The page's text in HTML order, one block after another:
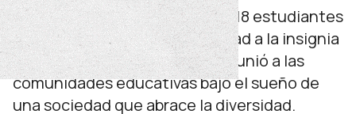
En un emotivo acto colectivo, 18 estudiantes
de la capital prometieron lealtad a la insignia
nacional. Una celebración que unió a las
comunidades educativas bajo el sueño de
una sociedad que abrace la diversidad.